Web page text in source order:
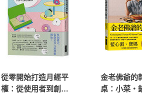
從零開始打造月經平
權：從使用者到創業
金老佛爺的
桌：小菜‧